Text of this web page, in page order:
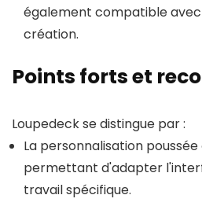
également compatible
création.
Points forts et
Loupedeck se distingue par :
La personnalisation poussée
permettant d'adapter
travail spécifique.